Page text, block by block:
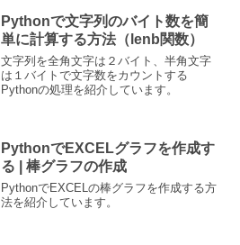
な方法を紹介...
Pythonで文字列のバイト数を簡
単に計算する方法（lenb関数）
文字列を全角文字は２バイト、半角文字
は１バイトで文字数をカウントする
Pythonの処理を紹介しています。
PythonでEXCELグラフを作成す
る | 棒グラフの作成
PythonでEXCELの棒グラフを作成する方
法を紹介しています。